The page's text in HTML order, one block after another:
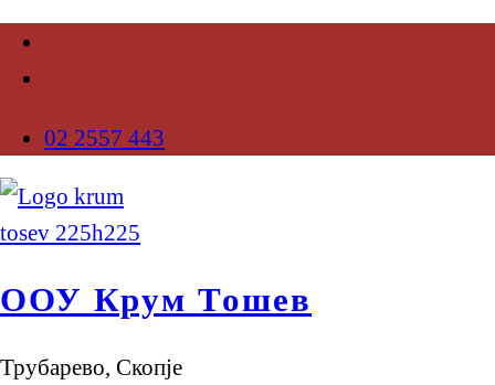
02 2557 443
ООУ Крум Тошев
Трубарево, Скопје